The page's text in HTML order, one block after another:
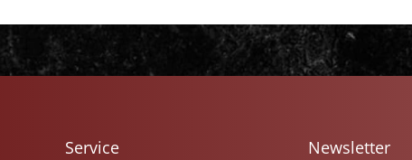
Service Newsletter